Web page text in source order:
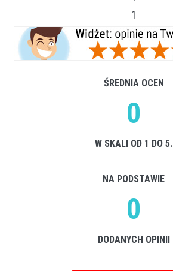
1
ŚREDNIA OCEN
0
W SKALI OD 1 DO 5.
NA PODSTAWIE
0
DODANYCH OPINII